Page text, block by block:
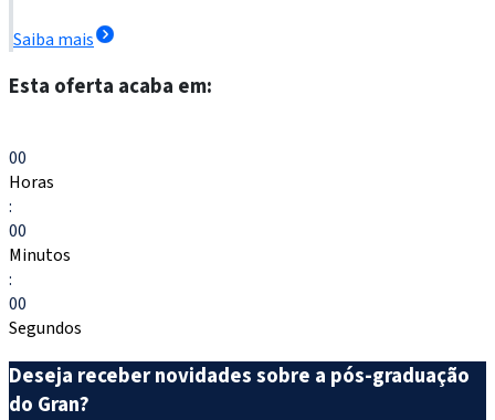
Saiba mais
Esta oferta acaba em:
00
Horas
:
00
Minutos
:
00
Segundos
Deseja receber novidades sobre a pós-graduação
do Gran?